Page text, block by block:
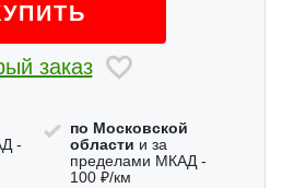
заказ
-
по Московской
области и за
пределами МКАД -
100 ₽/км